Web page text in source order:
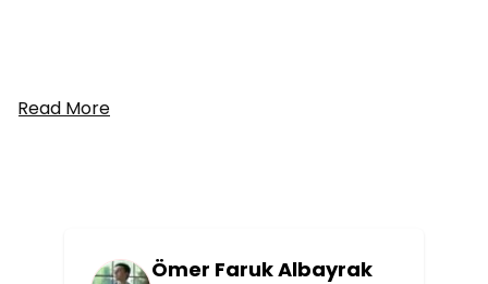
Read More
Ömer Faruk Albayrak